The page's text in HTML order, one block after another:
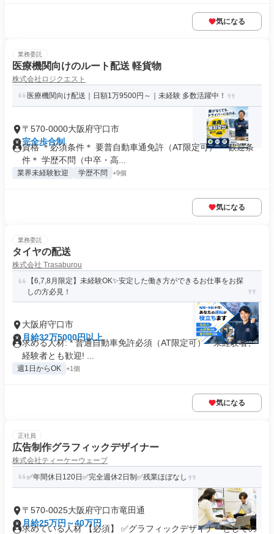
気になる
業務委託
医療機関向けのルート配送 軽貨物
株式会社ロジクエスト
医療機関向け配送｜日額1万9500円～｜未経験 多数活躍中！
〒570-0000大阪府守口市
完全歩合制
資格 ＊必須条件＊ 要普自動車通免許（AT限定可） ＊歓迎条
件＊ 学歴不問（中卒・高...
業界未経験歓迎 学歴不問 +9個
気になる
業務委託
タイヤの配送
株式会社 Trasaburou
【6,7,8月限定】未経験OK✨安定した働き方ができるお仕事をお探
しの方必見！
大阪府守口市
月給32万5000円以上
求める人材: * 普通自動車免許必須（AT限定可） * 未経験者、
経験者とも歓迎! ...
週1日からOK +1個
気になる
正社員
広告制作グラフィックデザイナー
株式会社ティーケーウェーブ
✅年間休日120日✅完全週休2日制✅残業ほぼなし
〒570-0025大阪府守口市竜田通
月給25万円～40万円
求めている人材 【必須】 ✅グラフィックデザイナーとしての